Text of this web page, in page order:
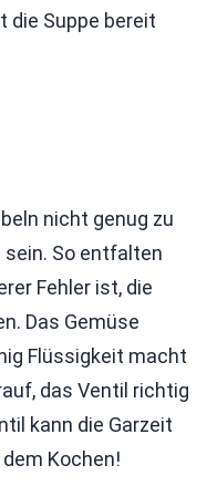
die Suppe bereit
nicht genug zu
So entfalten
Fehler ist, die
Das Gemüse
Flüssigkeit macht
das Ventil richtig
kann die Garzeit
Kochen!